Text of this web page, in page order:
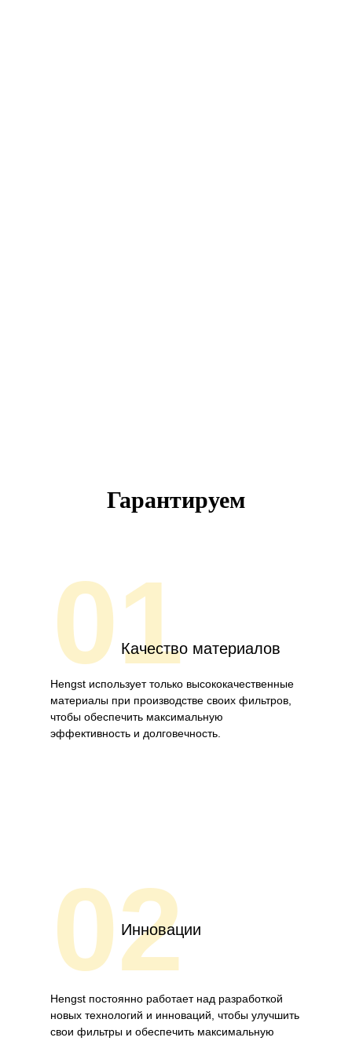
Гарантируем
01Качество материалов
Hengst использует только высококачественные
материалы при производстве своих фильтров,
чтобы обеспечить максимальную
эффективность и долговечность.
02
Инновации
Hengst постоянно работает над разработкой
новых технологий и инноваций, чтобы улучшить
свои фильтры и обеспечить максимальную